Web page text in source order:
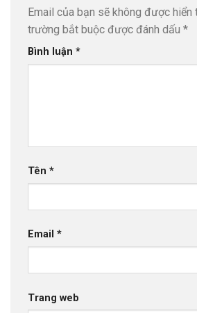
Email của bạn sẽ không được hiển
trường bắt buộc được đánh dấu *
Bình luận *
Tên *
Email *
Trang web